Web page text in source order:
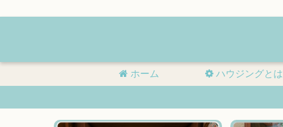
ホーム ハウジングとは